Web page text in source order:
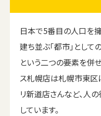
日本で5番目の人口を
建ち並ぶ「都市」として
という二つの要素を併
ス札幌店は札幌市東区
リ新道店さんなど、人
しています。